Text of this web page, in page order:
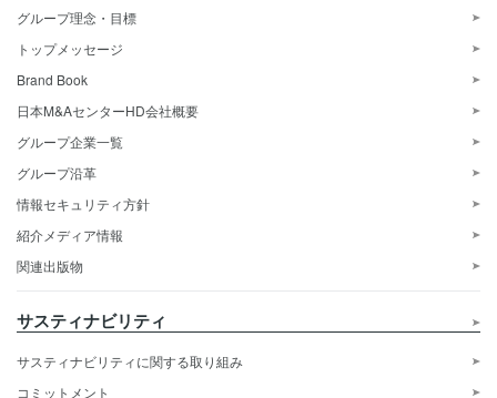
グループ理念・目標
トップメッセージ
Brand Book
日本M&AセンターHD会社概要
グループ企業一覧
グループ沿革
情報セキュリティ方針
紹介メディア情報
関連出版物
サスティナビリティ
サスティナビリティに関する取り組み
コミットメント